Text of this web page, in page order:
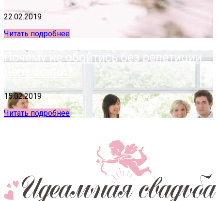
22.02.2019
Читать подробнее
Почему не обойтись без репетиции
церемонии?
15.02.2019
Читать подробнее